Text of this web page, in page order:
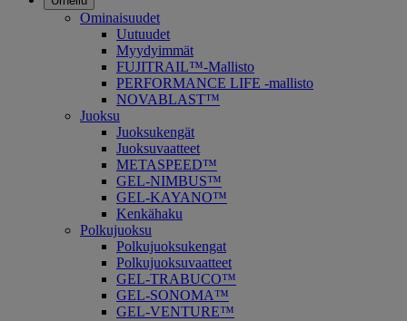
Ominaisuudet
Uutuudet
Myydyimmät
FUJITRAIL™-Mallisto
PERFORMANCE LIFE -mallisto
NOVABLAST™
Juoksu
Juoksukengät
Juoksuvaatteet
METASPEED™
GEL-NIMBUS™
GEL-KAYANO™
Kenkähaku
Polkujuoksu
Polkujuoksukengat
Polkujuoksuvaatteet
GEL-TRABUCO™
GEL-SONOMA™
GEL-VENTURE™